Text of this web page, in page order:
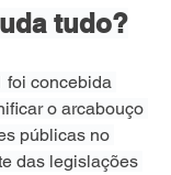
tudo?
foi concebida
o arcabouço
públicas no
das legislações